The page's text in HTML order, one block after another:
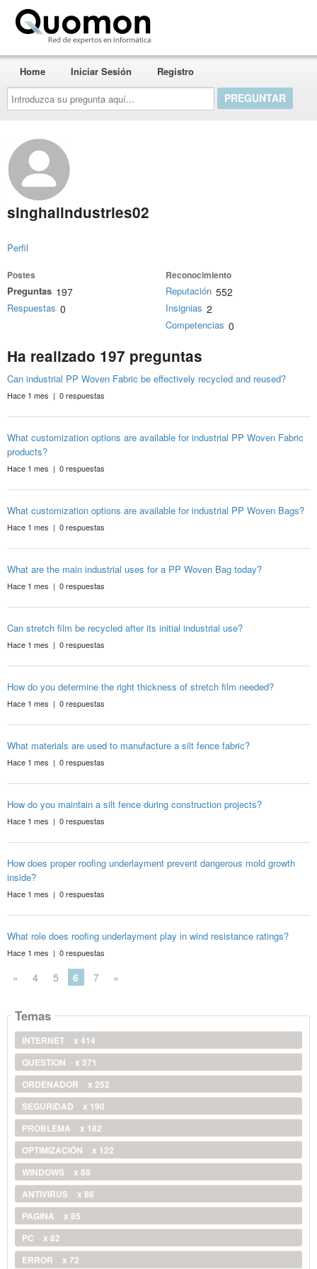
Introduzca
su
pregunta
aquí...
Home Iniciar Sesión Registro
singhalindustries02
Perfil
Postes
Preguntas 197
Respuestas 0
Reconocimiento
Reputación 552
Insignias 2
Competencias 0
Ha realizado 197 preguntas
Can industrial PP Woven Fabric be effectively recycled and reused?
Hace 1 mes | 0 respuestas
What customization options are available for industrial PP Woven Fabric
products?
Hace 1 mes | 0 respuestas
What customization options are available for industrial PP Woven Bags?
Hace 1 mes | 0 respuestas
What are the main industrial uses for a PP Woven Bag today?
Hace 1 mes | 0 respuestas
Can stretch film be recycled after its initial industrial use?
Hace 1 mes | 0 respuestas
How do you determine the right thickness of stretch film needed?
Hace 1 mes | 0 respuestas
What materials are used to manufacture a silt fence fabric?
Hace 1 mes | 0 respuestas
How do you maintain a silt fence during construction projects?
Hace 1 mes | 0 respuestas
How does proper roofing underlayment prevent dangerous mold growth
inside?
Hace 1 mes | 0 respuestas
What role does roofing underlayment play in wind resistance ratings?
Hace 1 mes | 0 respuestas
« 4 5 6 7 »
Temas
INTERNET
x 414
QUESTION
x 371
ORDENADOR
x 252
SEGURIDAD
x 190
PROBLEMA
x 182
OPTIMIZACIÓN
x 122
WINDOWS
x 88
ANTIVIRUS
x 86
PAGINA
x 85
PC
x 82
ERROR
x 72